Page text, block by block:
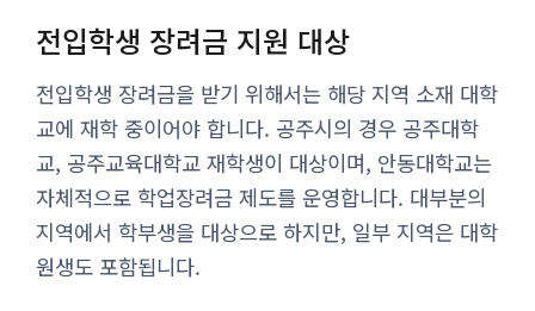
전입학생 장려금 지원 대상
전입학생 장려금을 받기 위해서는 해당 지역 소재 대학
교에 재학 중이어야 합니다. 공주시의 경우 공주대학
교, 공주교육대학교 재학생이 대상이며, 안동대학교는
자체적으로 학업장려금 제도를 운영합니다. 대부분의
지역에서 학부생을 대상으로 하지만, 일부 지역은 대학
원생도 포함됩니다.